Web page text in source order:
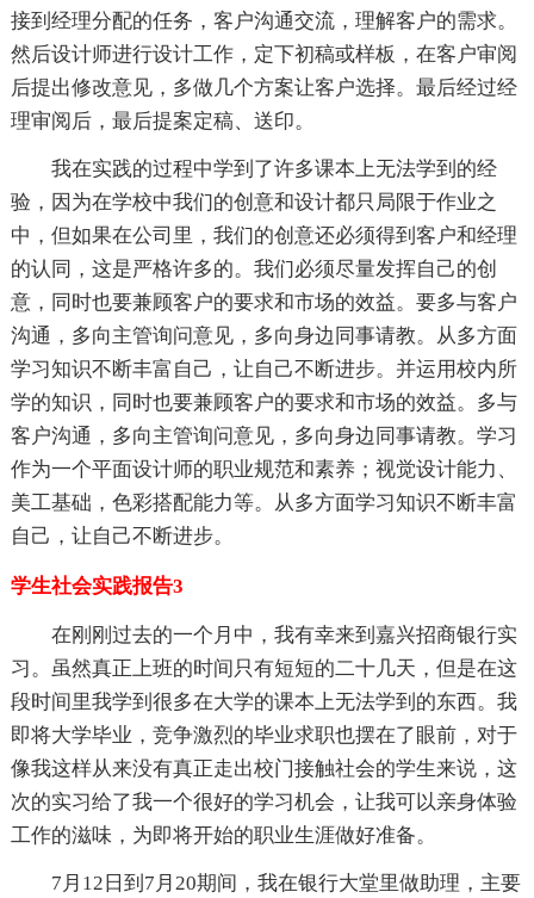
接到经理分配的任务，客户沟通交流，理解客户的需求。
然后设计师进行设计工作，定下初稿或样板，在客户审阅
后提出修改意见，多做几个方案让客户选择。最后经过经
理审阅后，最后提案定稿、送印。
我在实践的过程中学到了许多课本上无法学到的经
验，因为在学校中我们的创意和设计都只局限于作业之
中，但如果在公司里，我们的创意还必须得到客户和经理
的认同，这是严格许多的。我们必须尽量发挥自己的创
意，同时也要兼顾客户的要求和市场的效益。要多与客户
沟通，多向主管询问意见，多向身边同事请教。从多方面
学习知识不断丰富自己，让自己不断进步。并运用校内所
学的知识，同时也要兼顾客户的要求和市场的效益。多与
客户沟通，多向主管询问意见，多向身边同事请教。学习
作为一个平面设计师的职业规范和素养；视觉设计能力、
美工基础，色彩搭配能力等。从多方面学习知识不断丰富
自己，让自己不断进步。
学生社会实践报告3
在刚刚过去的一个月中，我有幸来到嘉兴招商银行实
习。虽然真正上班的时间只有短短的二十几天，但是在这
段时间里我学到很多在大学的课本上无法学到的东西。我
即将大学毕业，竞争激烈的毕业求职也摆在了眼前，对于
像我这样从来没有真正走出校门接触社会的学生来说，这
次的实习给了我一个很好的学习机会，让我可以亲身体验
工作的滋味，为即将开始的职业生涯做好准备。
7月12日到7月20期间，我在银行大堂里做助理，主要